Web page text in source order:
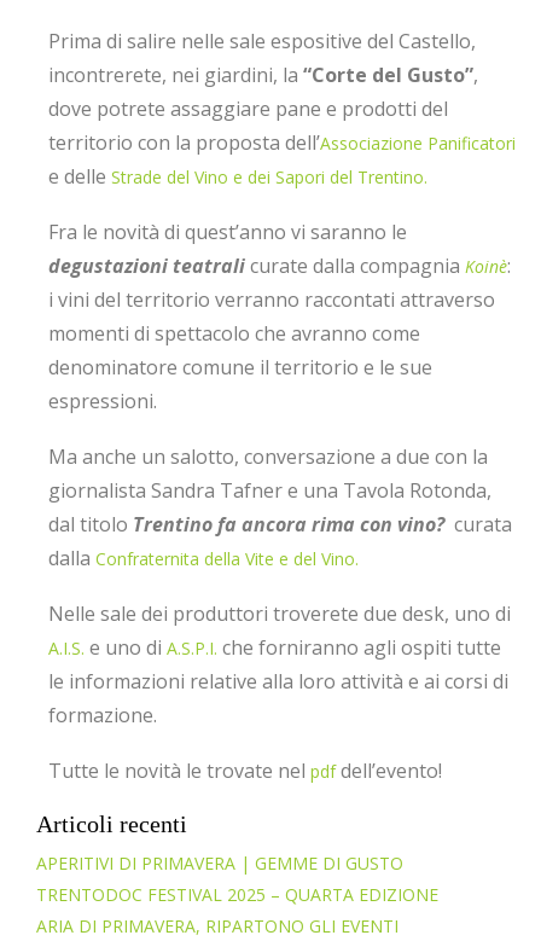
Prima di salire nelle sale espositive del Castello,
incontrerete, nei giardini, la “Corte del Gusto”,
dove potrete assaggiare pane e prodotti del
territorio con la proposta dell’Associazione Panificatori
e delle Strade del Vino e dei Sapori del Trentino.
Fra le novità di quest’anno vi saranno le
degustazioni teatralicurate dalla compagnia Koinè:
i vini del territorio verranno raccontati attraverso
momenti di spettacolo che avranno come
denominatore comune il territorio e le sue
espressioni.
Ma anche un salotto, conversazione a due con la
giornalista Sandra Tafner e una Tavola Rotonda,
dal titolo Trentino fa ancora rima con vino? curata
dalla Confraternita della Vite e del Vino.
Nelle sale dei produttori troverete due desk, uno di
A.I.S. e uno di A.S.P.I. che forniranno agli ospiti tutte
le informazioni relative alla loro attività e ai corsi di
formazione.
Tutte le novità le trovate nel pdfdell’evento!
Articoli recenti
APERITIVI DI PRIMAVERA | GEMME DI GUSTO
TRENTODOC FESTIVAL 2025 – QUARTA EDIZIONE
ARIA DI PRIMAVERA, RIPARTONO GLI EVENTI